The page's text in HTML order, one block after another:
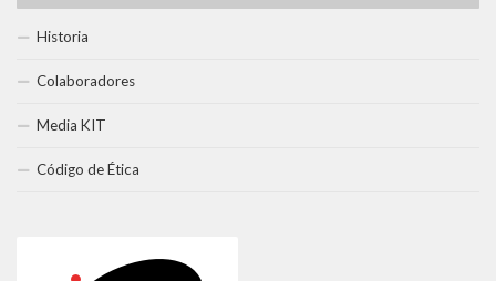
Historia
Colaboradores
Media KIT
Código de Ética